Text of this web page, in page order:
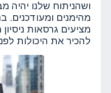
ושהניתוח שלנו יהיה
מהימנים ומעודכנים.
מציעים גרסאות
להכיר את היכולות